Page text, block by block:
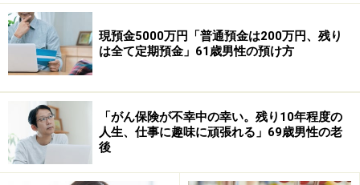
は例年と比べて「あまり変わらなそう」とのことです。
その理由として「個人病院の人件費の高騰と医療受診控
えがあるので売上的には下がっている。銀行からの融資
を頼るしかない状況」のためと語っています。
ちなみに、ここ4年の夏ボーナスは「毎年25万円前後」
とほぼ横ばいで推移しています。
現預金5000万円「普通預金は200万円、残り
は全て定期預金」61歳男性の預け方
「がん保険が不幸中の幸い。残り10年程度の
人生、仕事に趣味に頑張れる」69歳男性の老
後